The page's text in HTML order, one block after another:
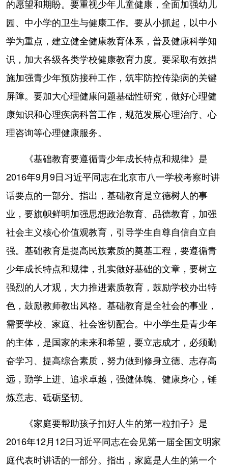
的愿望和期盼。要重视少年儿童健康，全面加强幼儿
园、中小学的卫生与健康工作。要从小抓起，以中小
学为重点，建立健全健康教育体系，普及健康科学知
识，加大各级各类学校健康教育力度。要采取有效措
施加强青少年预防接种工作，筑牢防控传染病的关键
屏障。要加大心理健康问题基础性研究，做好心理健
康知识和心理疾病科普工作，规范发展心理治疗、心
理咨询等心理健康服务。
《基础教育要遵循青少年成长特点和规律》是
2016年9月9日习近平同志在北京市八一学校考察时讲
话要点的一部分。指出，基础教育是立德树人的事
业，要旗帜鲜明加强思想政治教育、品德教育，加强
社会主义核心价值观教育，引导学生自尊自信自立自
强。基础教育是提高民族素质的奠基工程，要遵循青
少年成长特点和规律，扎实做好基础的文章，要树立
强烈的人才观，大力推进素质教育，鼓励学校办出特
色，鼓励教师教出风格。基础教育是全社会的事业，
需要学校、家庭、社会密切配合。中小学生是青少年
的主体，是国家的未来和希望，要立志成才，必须勤
奋学习、提高综合素质，努力做到修身立德、志存高
远，勤学上进、追求卓越，强健体魄、健康身心，锤
炼意志、砥砺坚韧。
《家庭要帮助孩子扣好人生的第一粒扣子》是
2016年12月12日习近平同志在会见第一届全国文明家
庭代表时讲话的一部分。指出，家庭是人生的第一个